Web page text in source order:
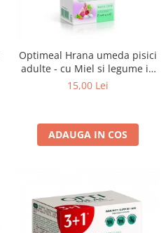
Optimeal Hrana umeda pisici
adulte - cu Miel si legume in
jeleu, set 3+1, 4*0,085kg
15,00 Lei
ADAUGA IN COS